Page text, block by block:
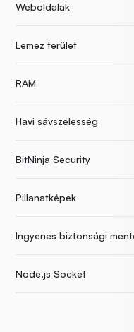
Weboldalak
Lemez terület
RAM
Havi sávszélesség
BitNinja Security
Pillanatképek
Ingyenes biztonsági
Node.js Socket